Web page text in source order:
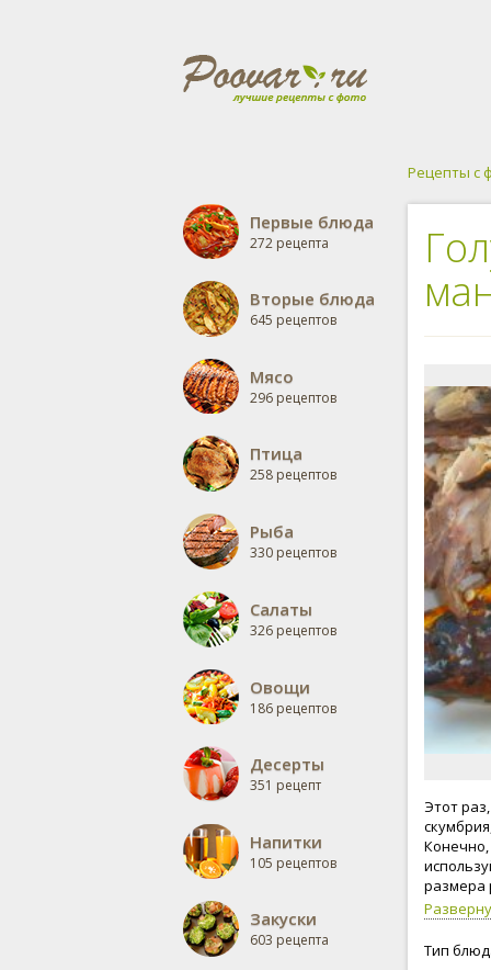
Первые блюда
272 рецепта
Вторые блюда
645 рецептов
Мясо
296 рецептов
Птица
258 рецептов
Рыба
330 рецептов
Салаты
326 рецептов
Овощи
186 рецептов
Десерты
351 рецепт
Напитки
105 рецептов
Закуски
603 рецепта
Рецепты с
Этот
размера
Тип